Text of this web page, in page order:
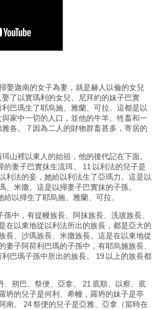
娶迦南的女子為妻，就是赫人以倫的女兒
了以實瑪利的女兒、尼拜約的妹子巴實
巴瑪生了耶烏施、雅蘭、可拉。這都是以
家中一切的人口，並他的牛羊、牲畜和一
各。 7 因為二人的財物群畜甚多，寄居的
山裡以東人的始祖，他的後代記在下面。
妻子巴實抹生流珥。 11 以利法的兒子是
利法的妾，她給以利法生了亞瑪力。這是以
米撒。這是以掃妻子巴實抹的子孫。
以掃生了耶烏施、雅蘭、可拉。
中，有提幔族長、阿抹族長、洗玻族長、
在以東地從以利法所出的族長，都是亞大的
長、沙瑪族長、米撒族長。這是在以東地從
子阿荷利巴瑪的子孫中，有耶烏施族長、
巴瑪子孫中所出的族長。 19 以上的族長都
朔巴、祭便、亞拿、 21 底順、以察、底
坍的兒子是何利、希幔，羅坍的妹子是亭
南。 24 祭便的兒子是亞雅、亞拿（當時在